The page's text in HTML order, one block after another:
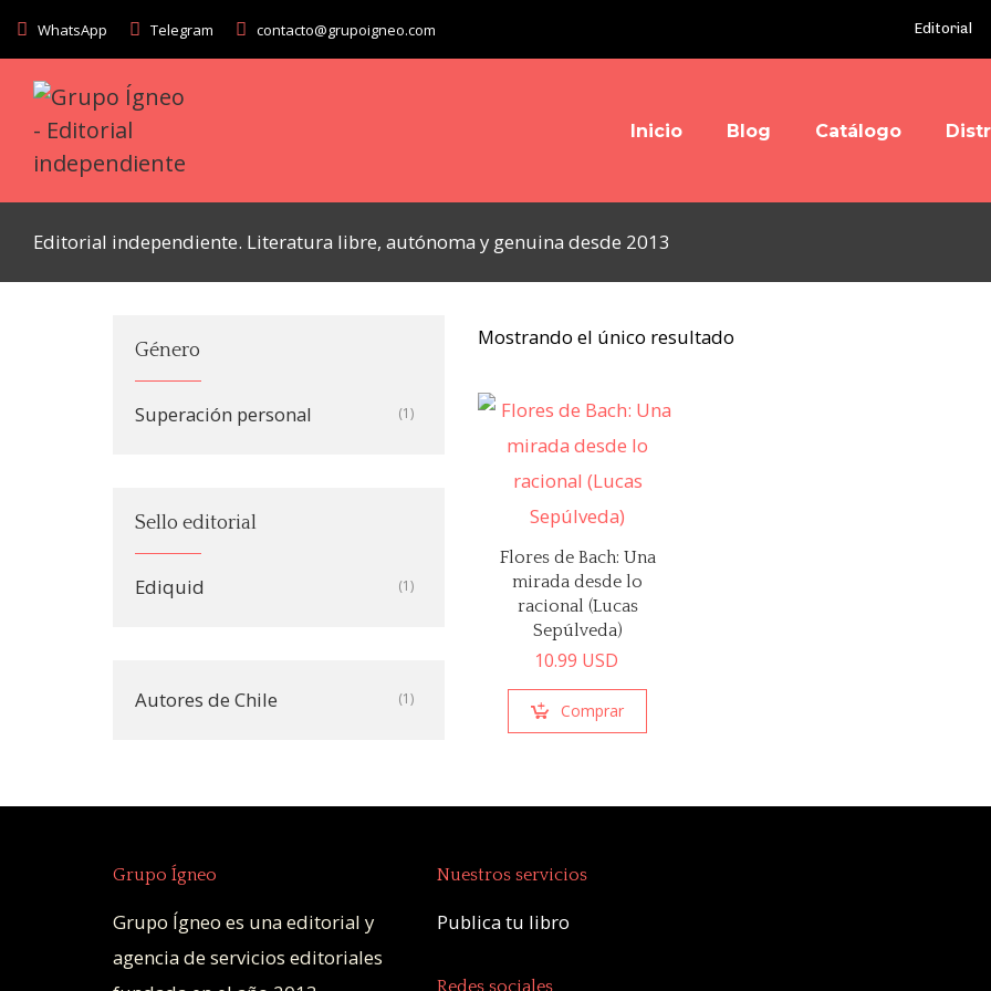
WhatsApp Telegram contacto@grupoigneo.com Editorial
Inicio Blog Catálogo
Editorial independiente. Literatura libre, autónoma y genuina desde 2013
Mostrando el único resultado
Flores de Bach: Una
mirada desde lo
racional (Lucas
Sepúlveda)
10.99 USD
Comprar
Género
Superación personal (1)
Sello editorial
Ediquid (1)
Autores de Chile (1)
Grupo Ígneo
Grupo Ígneo es una editorial y
agencia de servicios editoriales
Nuestros servicios
Publica tu libro
Redes sociales